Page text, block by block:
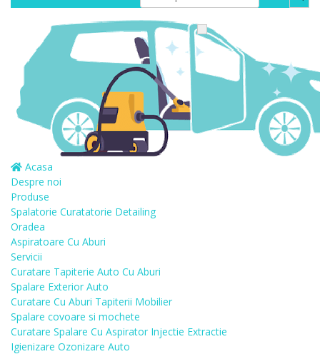
Acasa
Despre noi
Produse
Spalatorie Curatatorie Detailing
Oradea
Aspiratoare Cu Aburi
Servicii
Curatare Tapiterie Auto Cu Aburi
Spalare Exterior Auto
Curatare Cu Aburi Tapiterii Mobilier
Spalare covoare si mochete
Curatare Spalare Cu Aspirator Injectie Extractie
Igienizare Ozonizare Auto